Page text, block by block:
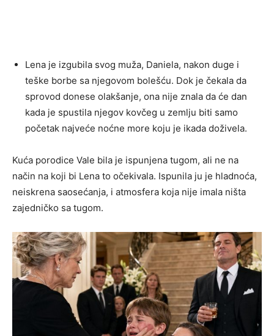
Lena je izgubila svog muža, Daniela, nakon duge i
teške borbe sa njegovom bolešću. Dok je čekala da
sprovod donese olakšanje, ona nije znala da će dan
kada je spustila njegov kovčeg u zemlju biti samo
početak najveće noćne more koju je ikada doživela.
Kuća porodice Vale bila je ispunjena tugom, ali ne na
način na koji bi Lena to očekivala. Ispunila ju je hladnoća,
neiskrena saosećanja, i atmosfera koja nije imala ništa
zajedničko sa tugom.